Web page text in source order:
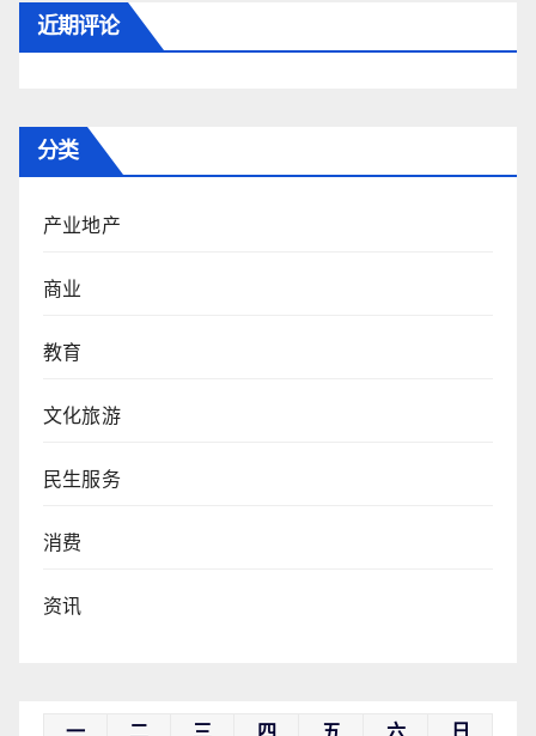
近期评论
分类
产业地产
商业
教育
文化旅游
民生服务
消费
资讯